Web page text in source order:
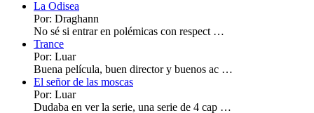
La Odisea
Por: Draghann
No sé si entrar en polémicas con respect …
Trance
Por: Luar
Buena película, buen director y buenos ac …
El señor de las moscas
Por: Luar
Dudaba en ver la serie, una serie de 4 cap …